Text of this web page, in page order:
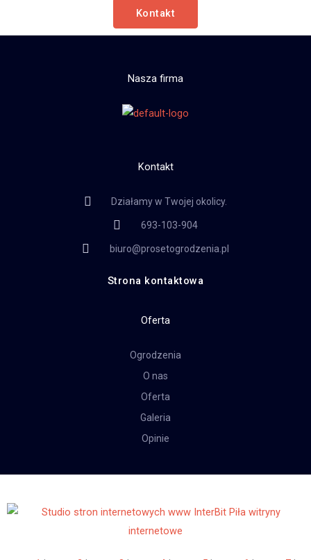
Kontakt
Nasza firma
Kontakt
Działamy w Twojej okolicy.
693-103-904
biuro@prosetogrodzenia.pl
Strona kontaktowa
Oferta
Ogrodzenia
O nas
Oferta
Galeria
Opinie